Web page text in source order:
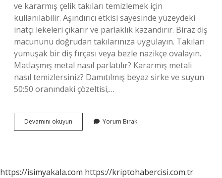
ve kararmış çelik takıları temizlemek için
kullanılabilir. Aşındırıcı etkisi sayesinde yüzeydeki
inatçı lekeleri çıkarır ve parlaklık kazandırır. Biraz diş
macununu doğrudan takılarınıza uygulayın. Takıları
yumuşak bir diş fırçası veya bezle nazikçe ovalayın.
Matlaşmış metal nasıl parlatılır? Kararmış metali
nasıl temizlersiniz? Damıtılmış beyaz sirke ve suyun
50:50 oranındaki çözeltisi,…
Devamını okuyun
Ne
Yorum Bırak
https://isimyakala.com https://kriptohabercisi.com.tr